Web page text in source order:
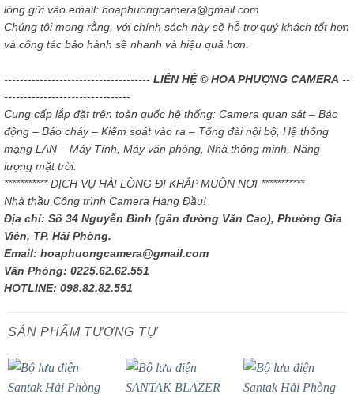
lòng gửi vào email: hoaphuongcamera@gmail.com
Chúng tôi mong rằng, với chính sách này sẽ hỗ trợ quý khách tốt hơn
và công tác bảo hành sẽ nhanh và hiệu quả hơn.
------------------------------------- LIÊN HỆ © HOA PHƯỢNG CAMERA --
--------------------------------
Cung cấp lắp đặt trên toàn quốc hệ thống: Camera quan sát – Báo
động – Báo cháy – Kiểm soát vào ra – Tổng đài nội bộ, Hệ thống
mạng LAN – Máy Tính, Máy văn phòng, Nhà thông minh, Năng
lượng mặt trời.
*********** DỊCH VỤ HÀI LÒNG ĐI KHẮP MUÔN NƠI ***********
Nhà thầu Công trình Camera Hàng Đầu!
Địa chỉ: Số 34 Nguyễn Bình (gần đường Văn Cao), Phường Gia
Viên, TP. Hải Phòng.
Email: hoaphuongcamera@gmail.com
Văn Phòng: 0225.62.62.551
HOTLINE: 098.82.82.551
SẢN PHẨM TƯƠNG TỰ